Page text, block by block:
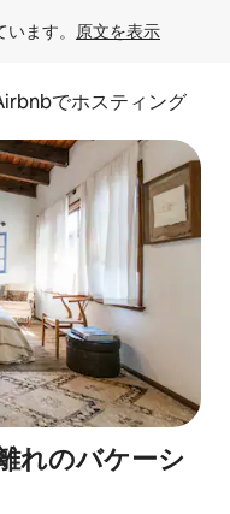
ます。 原文を表示
でホスティング
れのバケーシ